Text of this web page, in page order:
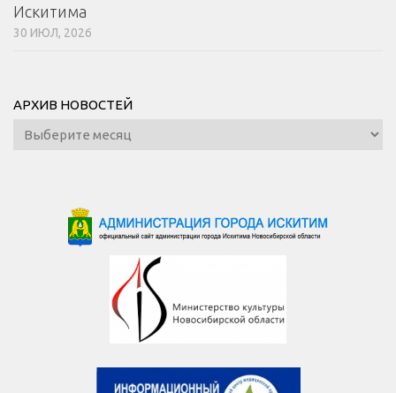
Искитима
30 ИЮЛ, 2026
АРХИВ НОВОСТЕЙ
Архив
новостей